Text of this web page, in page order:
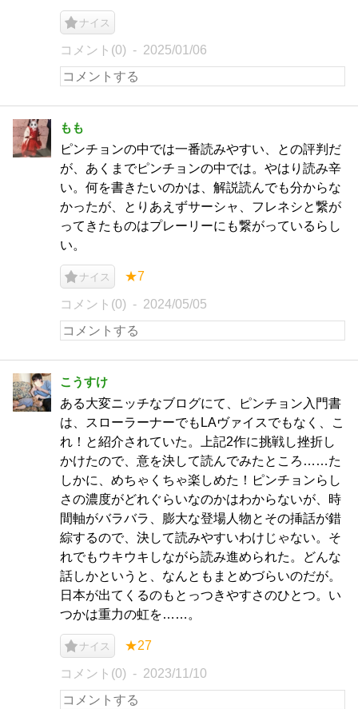
ナイス
コメント(0) 2025/01/06
もも
ピンチョンの中では一番読みやすい、との評判だ
が、あくまでピンチョンの中では。やはり読み辛
い。何を書きたいのかは、解説読んでも分からな
かったが、とりあえずサーシャ、フレネシと繋が
ってきたものはプレーリーにも繋がっているらし
い。
ナイス ★7
コメント(0) 2024/05/05
こうすけ
ある大変ニッチなブログにて、ピンチョン入門書
は、スローラーナーでもLAヴァイスでもなく、こ
れ！と紹介されていた。上記2作に挑戦し挫折し
かけたので、意を決して読んでみたところ……た
しかに、めちゃくちゃ楽しめた！ピンチョンらし
さの濃度がどれぐらいなのかはわからないが、時
間軸がバラバラ、膨大な登場人物とその挿話が錯
綜するので、決して読みやすいわけじゃない。そ
れでもウキウキしながら読み進められた。どんな
話しかというと、なんともまとめづらいのだが。
日本が出てくるのもとっつきやすさのひとつ。い
つかは重力の虹を……。
ナイス ★27
コメント(0) 2023/11/10